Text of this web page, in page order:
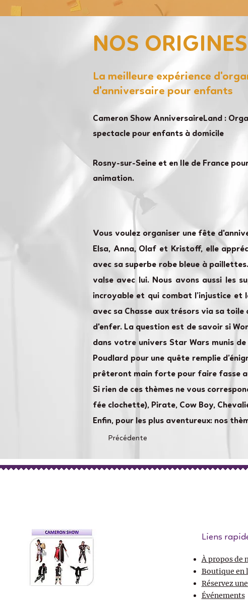
NOS ORIGINES
La meilleure expérience
d'anniversaire pour enfants
Cameron Show AnniversaireLand :
spectacle pour enfants à domicile
Rosny-sur-Seine et en Ile de France
animation.
Vous voulez organiser une fête
Elsa, Anna, Olaf et Kristoff, elle
avec sa superbe robe bleue à
valse avec lui. Nous avons aussi les
incroyable et qui combat l’injustice et
avec sa Chasse aux trésors via sa toile
d'enfer. La question est de savoir si
dans votre univers Star Wars munis
Poudlard pour une quête remplie
prêteront main forte pour faire fasse
Si rien de ces thèmes ne vous
fée clochette), Pirate, Cow Boy,
Enfin, pour les plus aventureux: nos
Précédente
Liens
À propos de
Boutique en
Réservez
Événements